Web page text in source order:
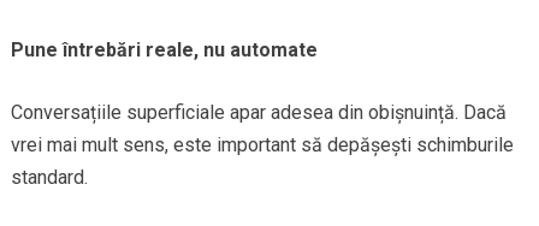
Pune întrebări reale, nu automate
Conversațiile superficiale apar adesea din obișnuință. Dacă
vrei mai mult sens, este important să depășești schimburile
standard.